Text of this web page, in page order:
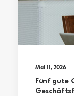
Mai 11, 2026
Fünf gute